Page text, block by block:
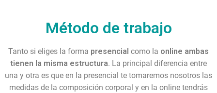
Método de trabajo
Tanto si eliges la forma presencial como la online ambas
tienen la misma estructura. La principal diferencia entre
una y otra es que en la presencial te tomaremos nosotros las
medidas de la composición corporal y en la online tendrás